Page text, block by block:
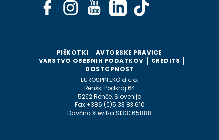
PIŠKOTKI
AVTORSKE PRAVICE
VARSTVO OSEBNIH PODATKOV
CREDITS
DOSTOPNOST
EUROSPIN EKO d.o.o.
Renški Podkraj 64
5292 Renče, Slovenija
Fax +386 (0)5 33 83 610
Davčna številka SI33065888